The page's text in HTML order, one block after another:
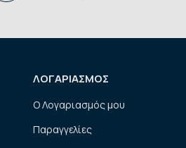
ΛΟΓΑΡΙΑΣΜΟΣ
Ο Λογαριασμός μου
Παραγγελίες